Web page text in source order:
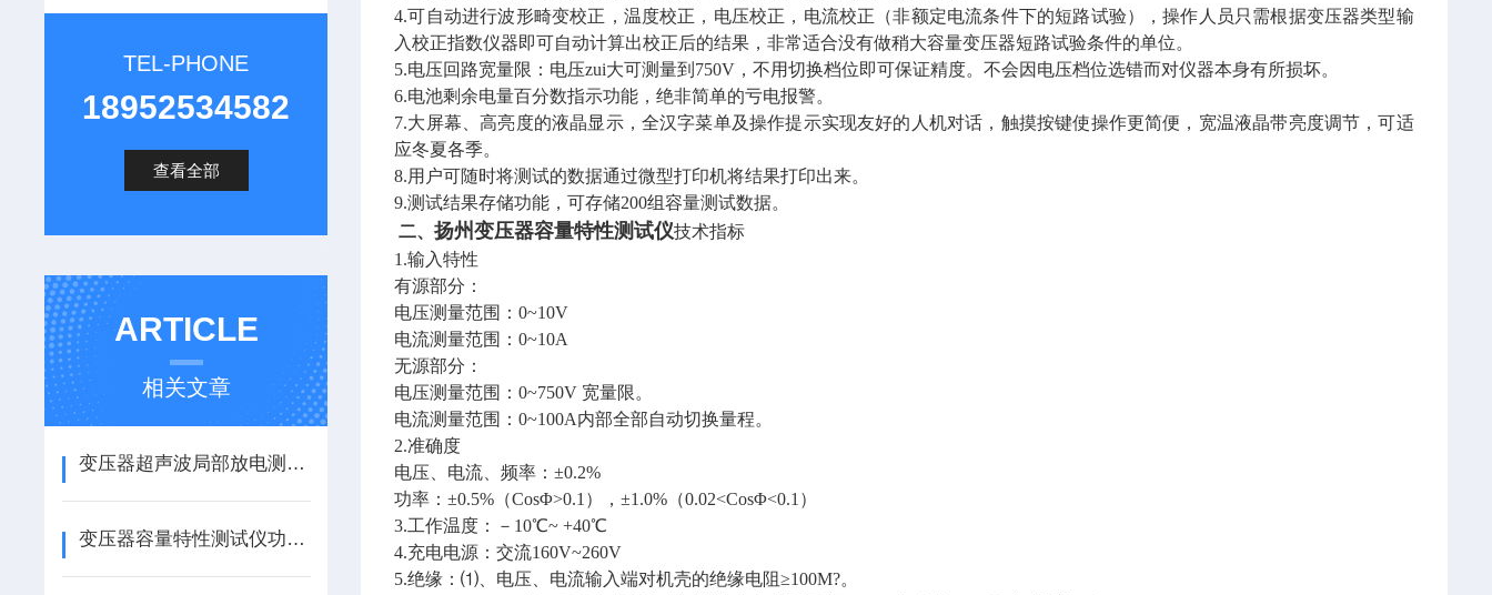
TEL-PHONE
18952534582
查看全部
ARTICLE
相关文章
变压器超声波局部放电测试在电网的应用说明
变压器容量特性测试仪功能特点
4.可自动进行波形畸变校正，温度校正，电压校正，电流校正（非额定电流条件下的短路试验），操作人员只需根据变压器类型输
入校正指数仪器即可自动计算出校正后的结果，非常适合没有做稍大容量变压器短路试验条件的单位。
5.电压回路宽量限：电压zui大可测量到750V，不用切换档位即可保证精度。不会因电压档位选错而对仪器本身有所损坏。
6.电池剩余电量百分数指示功能，绝非简单的亏电报警。
7.大屏幕、高亮度的液晶显示，全汉字菜单及操作提示实现友好的人机对话，触摸按键使操作更简便，宽温液晶带亮度调节，可适
应冬夏各季。
8.用户可随时将测试的数据通过微型打印机将结果打印出来。
9.测试结果存储功能，可存储200组容量测试数据。
二、扬州变压器容量特性测试仪技术指标
1.输入特性
有源部分：
电压测量范围：0~10V
电流测量范围：0~10A
无源部分：
电压测量范围：0~750V 宽量限。
电流测量范围：0~100A内部全部自动切换量程。
2.准确度
电压、电流、频率：±0.2%
功率：±0.5%（CosΦ>0.1），±1.0%（0.02<CosΦ<0.1）
3.工作温度：－10℃~ +40℃
4.充电电源：交流160V~260V
5.绝缘：⑴、电压、电流输入端对机壳的绝缘电阻≥100M?。